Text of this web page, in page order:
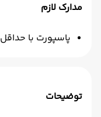
مدارک لازم
پاسپورت با حداقل 6 ماه اعتبار
توضیحات